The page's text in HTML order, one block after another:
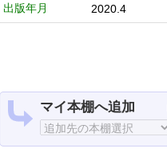
出版年月 2020.4
マイ本棚へ追加